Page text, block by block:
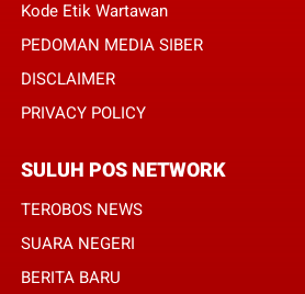
Kode Etik Wartawan
PEDOMAN MEDIA SIBER
DISCLAIMER
PRIVACY POLICY
SULUH POS NETWORK
TEROBOS NEWS
SUARA NEGERI
BERITA BARU